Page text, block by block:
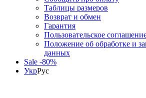
Таблицы размеров
Возврат и обмен
Гарантия
Пользовательское
Положение об обработке и
данных
Sale -80%
УкрРус